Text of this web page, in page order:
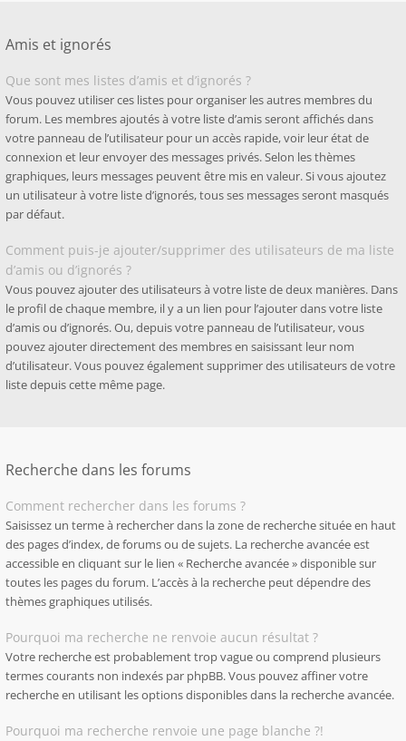
Amis et ignorés
Que sont mes listes d’amis et d’ignorés ?
Vous pouvez utiliser ces listes pour organiser les autres membres du
forum. Les membres ajoutés à votre liste d’amis seront affichés dans
votre panneau de l’utilisateur pour un accès rapide, voir leur état de
connexion et leur envoyer des messages privés. Selon les thèmes
graphiques, leurs messages peuvent être mis en valeur. Si vous ajoutez
un utilisateur à votre liste d’ignorés, tous ses messages seront masqués
par défaut.
Comment puis-je ajouter/supprimer des utilisateurs de ma liste
d’amis ou d’ignorés ?
Vous pouvez ajouter des utilisateurs à votre liste de deux manières. Dans
le profil de chaque membre, il y a un lien pour l’ajouter dans votre liste
d’amis ou d’ignorés. Ou, depuis votre panneau de l’utilisateur, vous
pouvez ajouter directement des membres en saisissant leur nom
d’utilisateur. Vous pouvez également supprimer des utilisateurs de votre
liste depuis cette même page.
Recherche dans les forums
Comment rechercher dans les forums ?
Saisissez un terme à rechercher dans la zone de recherche située en haut
des pages d’index, de forums ou de sujets. La recherche avancée est
accessible en cliquant sur le lien « Recherche avancée » disponible sur
toutes les pages du forum. L’accès à la recherche peut dépendre des
thèmes graphiques utilisés.
Pourquoi ma recherche ne renvoie aucun résultat ?
Votre recherche est probablement trop vague ou comprend plusieurs
termes courants non indexés par phpBB. Vous pouvez affiner votre
recherche en utilisant les options disponibles dans la recherche avancée.
Pourquoi ma recherche renvoie une page blanche ?!